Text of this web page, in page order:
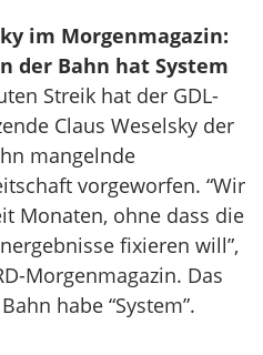
im Morgenmagazin:
der Bahn hat System
Streik hat der GDL-
Claus Weselsky der
mangelnde
vorgeworfen. “Wir
Monaten, ohne dass die
fixieren will”,
Morgenmagazin. Das
habe “System”.